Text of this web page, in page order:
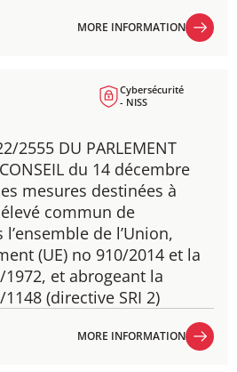
MORE INFORMATION
2555 DU PARLEMENT
du 14 décembre
mesures destinées à
commun de
de l’Union,
(UE) no 910/2014 et la
1972, et abrogeant la
(directive SRI 2)
Cybersécurité
- NISS
MORE INFORMATION